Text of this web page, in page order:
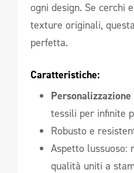
ogni design. Se cerchi
texture originali,
perfetta.
Caratteristiche:
tessili per infinite
Robusto e
Aspetto lussuoso:
qualità uniti a